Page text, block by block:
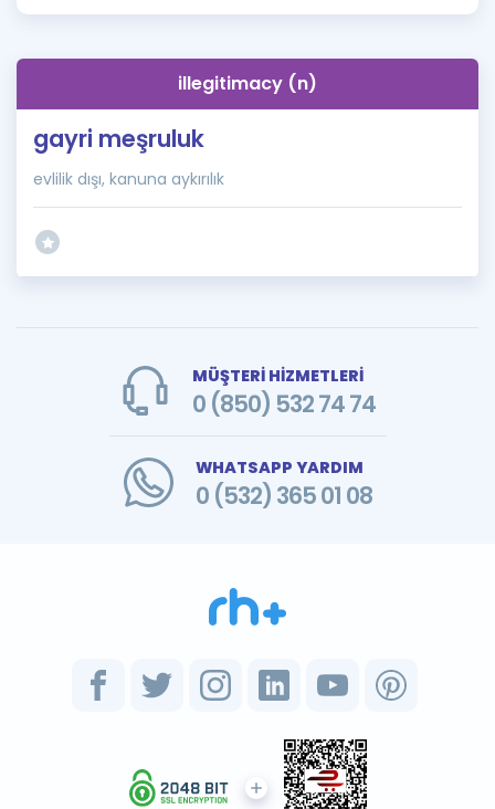
İngilizce Gramerillegitimacy (n)
gayri meşruluk
evlilik dışı, kanuna aykırılık
MÜŞTERİ HİZMETLERİ
0 (850) 532 74 74
WHATSAPP YARDIM
0 (532) 365 01 08